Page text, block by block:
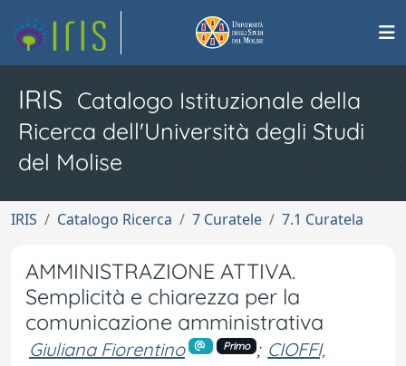
IRIS Catalogo Istituzionale della
Ricerca dell'Università degli Studi
del Molise
IRIS Catalogo Ricerca 7 Curatele 7.1 Curatela
AMMINISTRAZIONE ATTIVA.
Semplicità e chiarezza per la
comunicazione amministrativa
Giuliana Fiorentino Primo ; CIOFFI,